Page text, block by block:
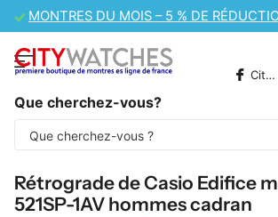
MOIS – 5 % DE RÉDUCTION SUPPLÉMENTAIRE
Que cherchez-vous?
CitywatchesFR
Une partie du contenu est
automatiquement.
Rétrograde de Casio Edifice
521SP-1AV hommes cadran